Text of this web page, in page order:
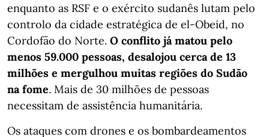
enquanto as RSF e o exército sudanês lutam pelo
controlo da cidade estratégica de el-Obeid, no
Cordofão do Norte. O conflito já matou pelo
menos 59.000 pessoas, desalojou cerca de 13
milhões e mergulhou muitas regiões do Sudão
na fome. Mais de 30 milhões de pessoas
necessitam de assistência humanitária.
Os ataques com drones e os bombardeamentos